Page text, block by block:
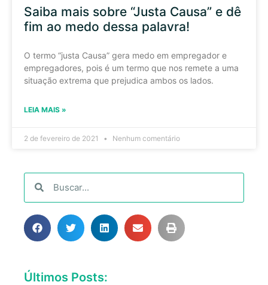
Saiba mais sobre “Justa Causa” e dê
fim ao medo dessa palavra!
O termo “justa Causa” gera medo em empregador e
empregadores, pois é um termo que nos remete a uma
situação extrema que prejudica ambos os lados.
LEIA MAIS »
2 de fevereiro de 2021 Nenhum comentário
Últimos Posts: